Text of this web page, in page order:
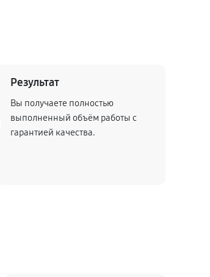
Результат
Вы получаете полностью
выполненный объём работы с
гарантией качества.